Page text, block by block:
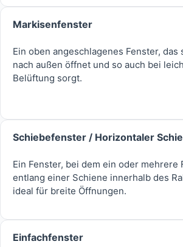
Markisenfenster
Ein oben angeschlagenes Fenster, das
nach außen öffnet und so auch bei
Belüftung sorgt.
Schiebefenster / Horizontaler
Ein Fenster, bei dem ein oder mehrere
entlang einer Schiene innerhalb des
ideal für breite Öffnungen.
Einfachfenster